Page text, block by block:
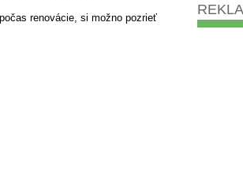
renovácie, si možno pozrieť